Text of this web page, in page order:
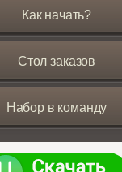
Как начать?
Стол заказов
Набор в команду